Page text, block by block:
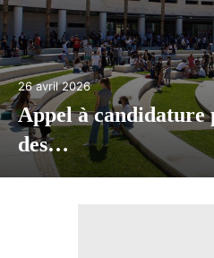
16 avril 2026
Appel à candidatures
L’Edition 2026…